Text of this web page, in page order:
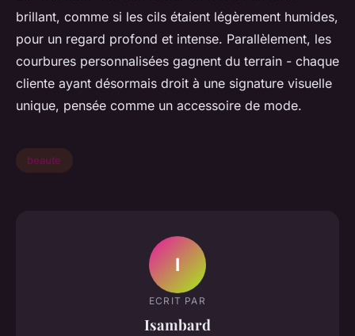
brillant, comme si les cils étaient légèrement humides,
pour un regard profond et intense. Parallèlement, les
courbures personnalisées gagnent du terrain - chaque
cliente ayant désormais droit à une signature visuelle
unique, pensée comme un accessoire de mode.
beaute
I
ECRIT PAR
Isambard